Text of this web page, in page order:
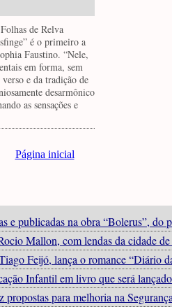
de Relva
é o primeiro a
Faustino. “Nele,
em forma, sem
e da tradição de
desarmônico
as sensações e
Página inicial
e publicadas na obra “Bolerus”, do
Mallon, com lendas da cidade
Feijó, lança o romance “Diário
Infantil em livro que será
para melhoria na